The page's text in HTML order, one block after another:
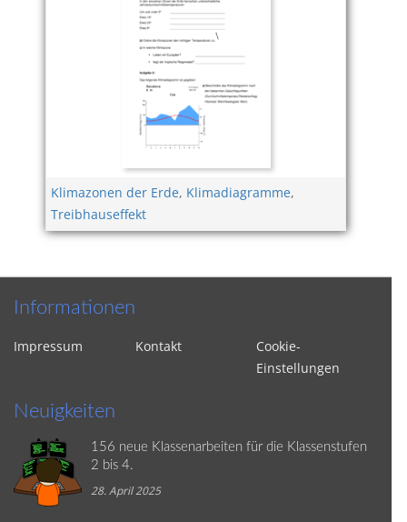
Klimazonen der Erde, Klimadiagramme,
Treibhauseffekt
Informationen
Impressum Kontakt
Cookie-
Einstellungen
Neuigkeiten
156 neue Klassenarbeiten für die Klassenstufen
2 bis 4.
28. April 2025